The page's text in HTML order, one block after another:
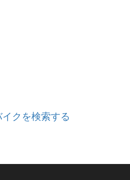
クを検索する